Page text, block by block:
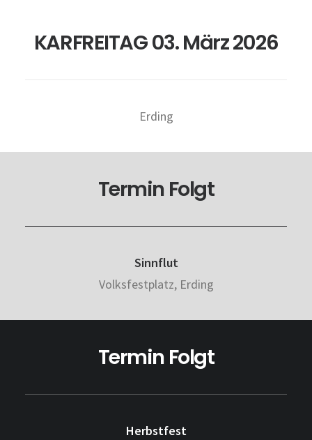
KARFREITAG 03. März 2026
Erding
Termin Folgt
Sinnflut
Volksfestplatz, Erding
Termin Folgt
Herbstfest